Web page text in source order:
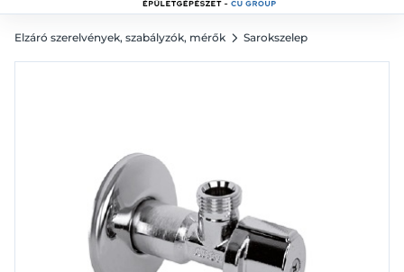
Elzáró szerelvények, szabályzók, mérők Sarokszelep